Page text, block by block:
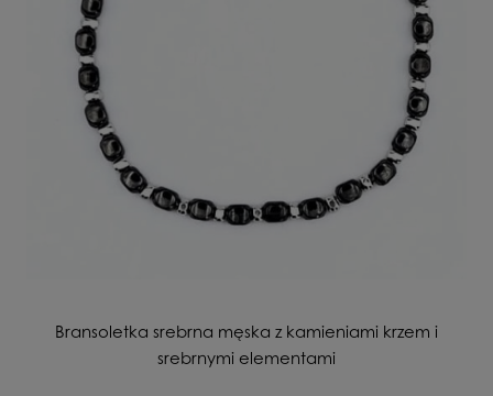
Bransoletka srebrna męska z kamieniami krzem i
srebrnymi elementami